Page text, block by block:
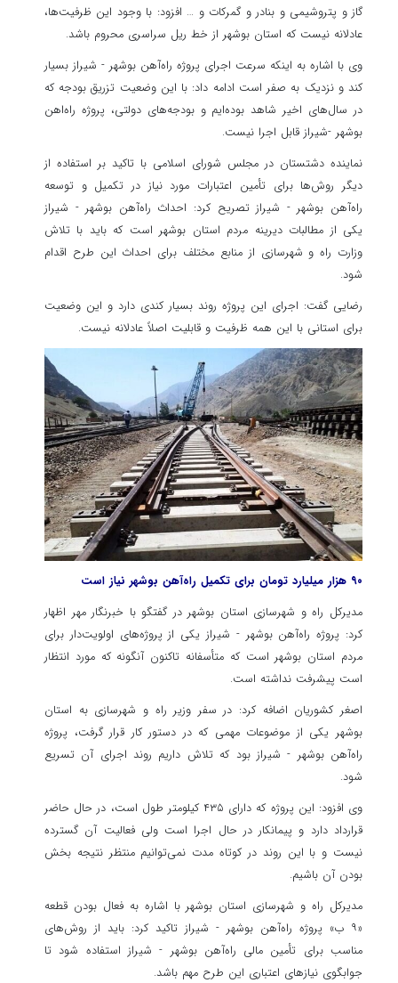
گاز و پتروشیمی و بنادر و گمرکات و … افزود: با وجود این ظرفیت‌ها،
عادلانه نیست که استان بوشهر از خط ریل سراسری محروم باشد.
وی با اشاره به اینکه سرعت اجرای پروژه راه‌آهن بوشهر - شیراز بسیار
کند و نزدیک به صفر است ادامه داد: با این وضعیت تزریق بودجه که
در سال‌های اخیر شاهد بوده‌ایم و بودجه‌های دولتی، پروژه راه‌اهن
بوشهر -شیراز قابل اجرا نیست.
نماینده دشتستان در مجلس شورای اسلامی با تاکید بر استفاده از
دیگر روش‌ها برای تأمین اعتبارات مورد نیاز در تکمیل و توسعه
راه‌آهن بوشهر - شیراز تصریح کرد: احداث راه‌آهن بوشهر - شیراز
یکی از مطالبات دیرینه مردم استان بوشهر است که باید با تلاش
وزارت راه و شهرسازی از منابع مختلف برای احداث این طرح اقدام
شود.
رضایی گفت: اجرای این پروژه روند بسیار کندی دارد و این وضعیت
برای استانی با این همه ظرفیت و قابلیت اصلاً عادلانه نیست.
۹۰ هزار میلیارد تومان برای تکمیل راه‌آهن بوشهر نیاز است
مدیرکل راه و شهرسازی استان بوشهر در گفتگو با خبرنگار مهر اظهار
کرد: پروژه راه‌آهن بوشهر - شیراز یکی از پروژه‌های اولویت‌دار برای
مردم استان بوشهر است که متأسفانه تاکنون آنگونه که مورد انتظار
است پیشرفت نداشته است.
اصغر کشوریان اضافه کرد: در سفر وزیر راه و شهرسازی به استان
بوشهر یکی از موضوعات مهمی که در دستور کار قرار گرفت، پروژه
راه‌آهن بوشهر - شیراز بود که تلاش داریم روند اجرای آن تسریع
شود.
وی افزود: این پروژه که دارای ۴۳۵ کیلومتر طول است، در حال حاضر
قرارداد دارد و پیمانکار در حال اجرا است ولی فعالیت آن گسترده
نیست و با این روند در کوتاه مدت نمی‌توانیم منتظر نتیجه بخش
بودن آن باشیم.
مدیرکل راه و شهرسازی استان بوشهر با اشاره به فعال بودن قطعه
«۹ ب» پروژه راه‌آهن بوشهر - شیراز تاکید کرد: باید از روش‌های
مناسب برای تأمین مالی راه‌آهن بوشهر - شیراز استفاده شود تا
جوابگوی نیازهای اعتباری این طرح مهم باشد.